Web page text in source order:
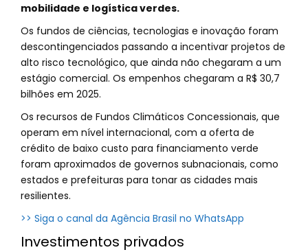
mobilidade e logística verdes.
Os fundos de ciências, tecnologias e inovação foram
descontingenciados passando a incentivar projetos de
alto risco tecnológico, que ainda não chegaram a um
estágio comercial. Os empenhos chegaram a R$ 30,7
bilhões em 2025.
Os recursos de Fundos Climáticos Concessionais, que
operam em nível internacional, com a oferta de
crédito de baixo custo para financiamento verde
foram aproximados de governos subnacionais, como
estados e prefeituras para tonar as cidades mais
resilientes.
>> Siga o canal da Agência Brasil no WhatsApp
Investimentos privados